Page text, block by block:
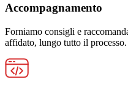
Accompagnamento
Forniamo consigli e
affidato, lungo tutto il processo.